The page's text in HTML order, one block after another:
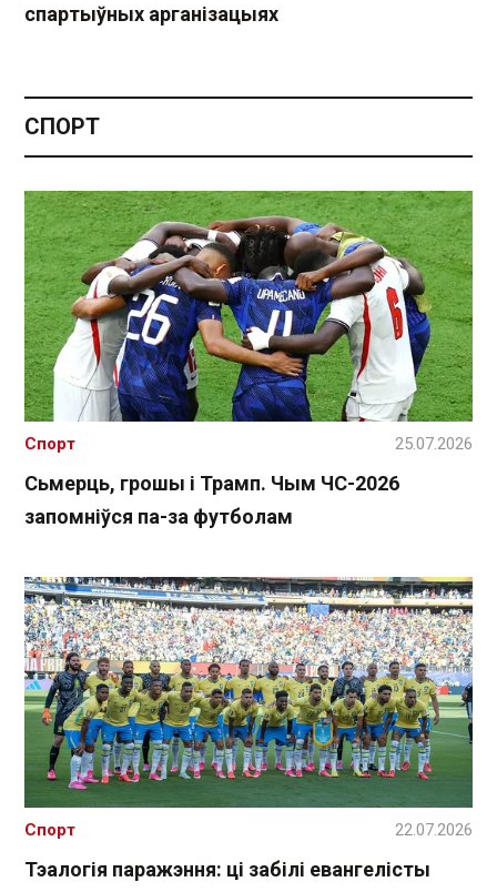
спартыўных арганізацыях
СПОРТ
Сьмерць, грошы і Трамп. Чым ЧС-2026
запомніўся па-за футболам
Спорт 25.07.2026
Тэалогія паражэння: ці забілі евангелісты
Спорт 22.07.2026